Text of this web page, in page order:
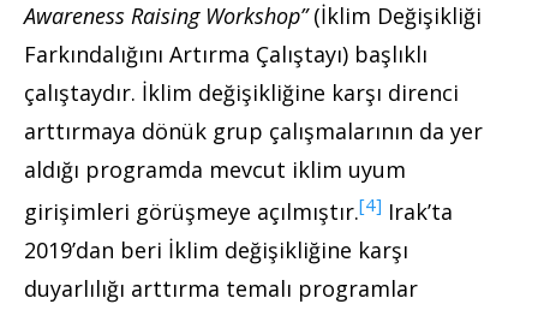
Awareness Raising Workshop”(İklim Değişikliği
Farkındalığını Artırma Çalıştayı) başlıklı
çalıştaydır. İklim değişikliğine karşı direnci
arttırmaya dönük grup çalışmalarının da yer
aldığı programda mevcut iklim uyum
girişimleri görüşmeye açılmıştır.[4] Irak’ta
2019’dan beri İklim değişikliğine karşı
duyarlılığı arttırma temalı programlar